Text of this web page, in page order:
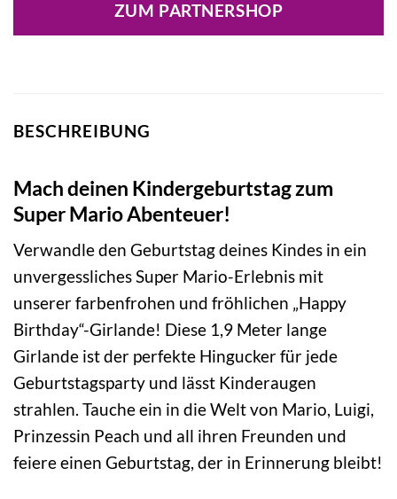
ZUM PARTNERSHOP
BESCHREIBUNG
Mach deinen Kindergeburtstag zum
Super Mario Abenteuer!
Verwandle den Geburtstag deines Kindes in ein
unvergessliches Super Mario-Erlebnis mit
unserer farbenfrohen und fröhlichen „Happy
Birthday“-Girlande! Diese 1,9 Meter lange
Girlande ist der perfekte Hingucker für jede
Geburtstagsparty und lässt Kinderaugen
strahlen. Tauche ein in die Welt von Mario, Luigi,
Prinzessin Peach und all ihren Freunden und
feiere einen Geburtstag, der in Erinnerung bleibt!